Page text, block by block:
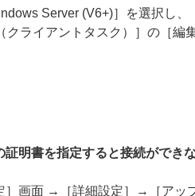
Server (V6+)］を選択
ライアントタスク）］の［編集
明書を指定すると接続ができ
］画面 →［詳細設定］→［ア